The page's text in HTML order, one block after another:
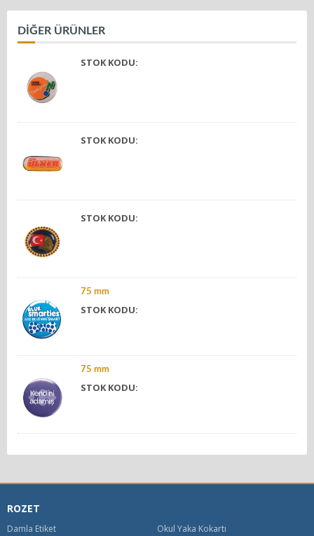
DİĞER ÜRÜNLER
STOK KODU:
STOK KODU:
STOK KODU:
75 mm
STOK KODU:
75 mm
STOK KODU:
ROZET
Damla Etiket
Okul Yaka Kokartı